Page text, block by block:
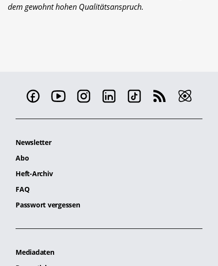
dem gewohnt hohen Qualitätsanspruch.
Newsletter
Abo
Heft-Archiv
FAQ
Passwort vergessen
Mediadaten